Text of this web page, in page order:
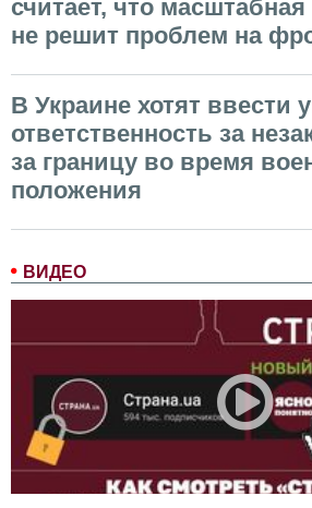
ВИДЕО
считает, что
не решит проблем на
В Украине хотят ввести
ответственность за
за границу во время
положения